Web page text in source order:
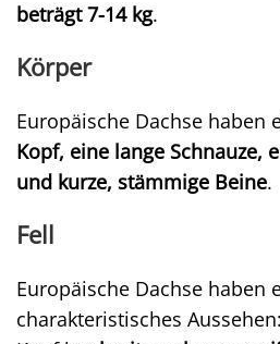
beträgt 7-14 kg.
Körper
Europäische Dachse haben
Kopf, eine lange Schnauze,
und kurze, stämmige Beine.
Fell
Europäische Dachse haben
charakteristisches